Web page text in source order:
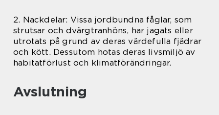
2. Nackdelar: Vissa jordbundna fåglar, som
strutsar och dvärgtranhöns, har jagats eller
utrotats på grund av deras värdefulla fjädrar
och kött. Dessutom hotas deras livsmiljö av
habitatförlust och klimatförändringar.
Avslutning